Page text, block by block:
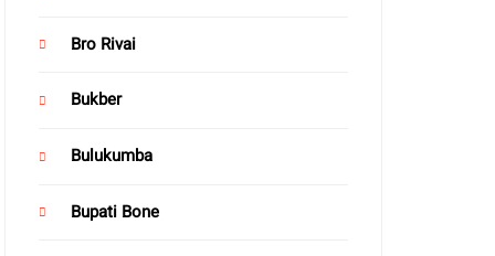
Bro Rivai
Bukber
Bulukumba
Bupati Bone